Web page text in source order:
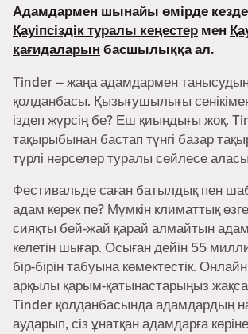
Адамдармен шынайы өмірде
Қауіпсіздік туралы кеңестер мен
қағидаларын басшылыққа ал.
Tinder – жаңа адамдармен
қолданбасы. Қызығушылығы
іздеп жүрсің бе? Еш қиындығы жоқ.
тақырыбынан бастап түнгі базар
түрлі нәрселер туралы сөйлесе
Фестивальде саған батылдық пен
адам керек пе? Мүмкін климаттық
сияқты бей-жай қарай алмайтын
келетін шығар. Осыған дейін 55
бір-бірін табуына көмектестік.
арқылы қарым-қатынастарыңыз
Tinder қолданбасында адамдардың
аударып, сіз ұнатқан адамдарға